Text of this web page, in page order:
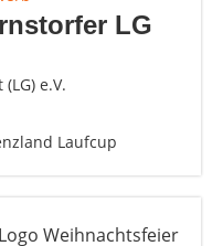
LG
e.V.
Laufcup